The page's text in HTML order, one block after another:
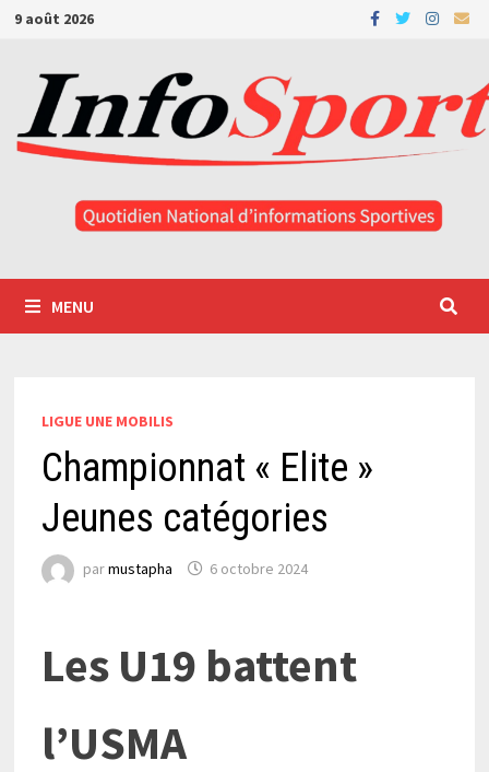
Passer
contenu
9 août 2026
MENU
LIGUE UNE MOBILIS
Championnat « Elite »
Jeunes catégories
parmustapha 6 octobre 2024
Les U19 battent
l’USMA